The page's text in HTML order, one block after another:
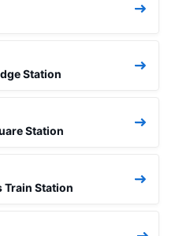
Station
Station
Train Station